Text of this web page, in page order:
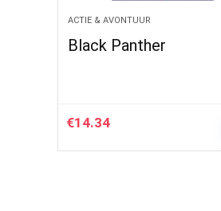
ACTIE & AVONTUUR
Black Panther
€14.34